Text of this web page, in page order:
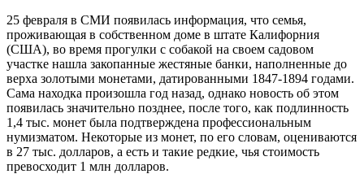
25 февраля в СМИ появилась информация, что семья,
проживающая в собственном доме в штате Калифорния
(США), во время прогулки с собакой на своем садовом
участке нашла закопанные жестяные банки, наполненные до
верха золотыми монетами, датированными 1847-1894 годами.
Сама находка произошла год назад, однако новость об этом
появилась значительно позднее, после того, как подлинность
1,4 тыс. монет была подтверждена профессиональным
нумизматом. Некоторые из монет, по его словам, оцениваются
в 27 тыс. долларов, а есть и такие редкие, чья стоимость
превосходит 1 млн долларов.